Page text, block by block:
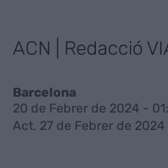
ACN | Redacció
Barcelona
20 de Febrer de 2024 -
Act. 27 de Febrer de